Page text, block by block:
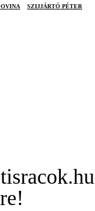
SZIJJÁRTÓ PÉTER